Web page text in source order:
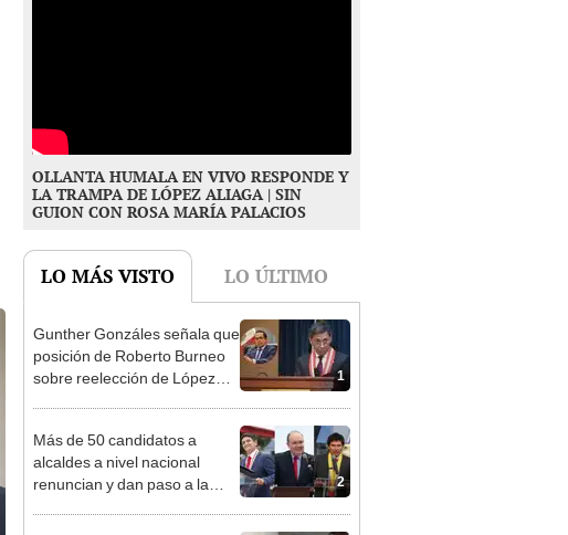
OLLANTA HUMALA EN VIVO RESPONDE Y
LA TRAMPA DE LÓPEZ ALIAGA | SIN
GUION CON ROSA MARÍA PALACIOS
LO MÁS VISTO LO ÚLTIMO
1
Gunther Gonzáles señala que
posición de Roberto Burneo
sobre reelección de López
2
Más de 50 candidatos a
alcaldes a nivel nacional
renuncian y dan paso a la